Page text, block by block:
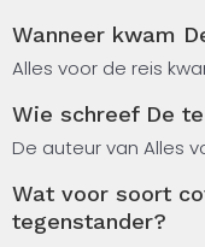
moord te eindigen.
op het punt in een
sterven liggende
eeuwenoude
duidelijk verband.
Wanneer kwam
Alles voor de reis
Wie schreef De
De auteur van Alles
Wat voor soort
tegenstander?